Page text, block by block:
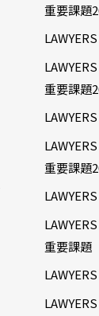
重要課題
重要課題
重要課題
重要課題